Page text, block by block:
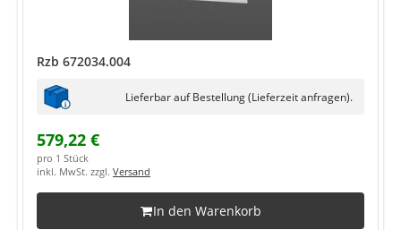
Rzb 672034.004
Lieferbar auf Bestellung (Lieferzeit anfragen).
579,22 €
pro 1 Stück
inkl. MwSt. zzgl. Versand
In den Warenkorb